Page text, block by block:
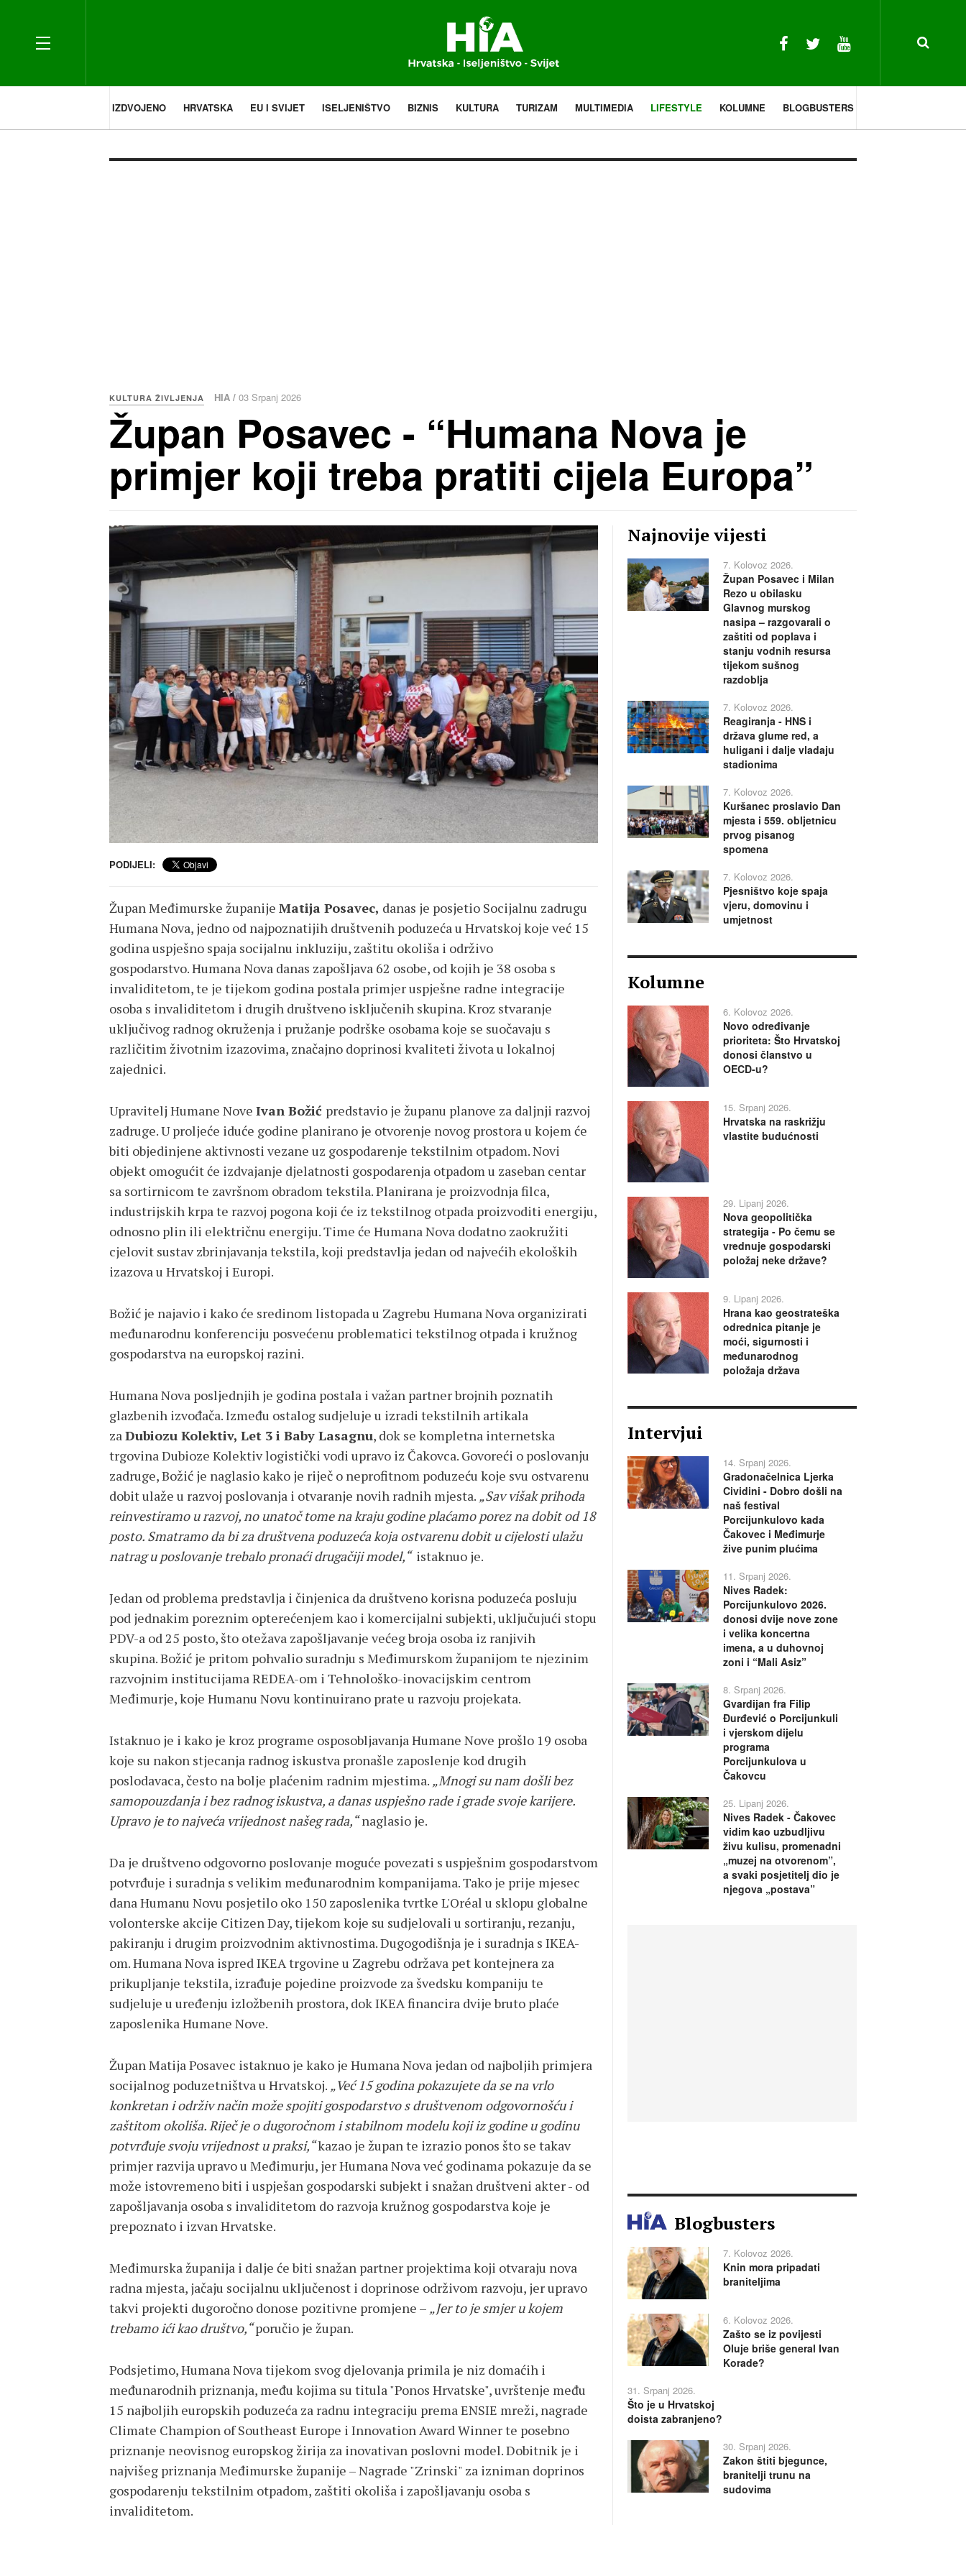
IZDVOJENO HRVATSKA EU I SVIJET ISELJENIŠTVO BIZNIS KULTURA TURIZAM MULTIMEDIA LIFESTYLE KOLUMNE BLOGBUSTERS
KULTURA ŽIVLJENJA HIA / 03 Srpanj 2026
Župan Posavec - “Humana Nova je
primjer koji treba pratiti cijela Europa”
PODIJELI:
Župan Međimurske županije Matija Posavec, danas je posjetio Socijalnu zadrugu
Humana Nova, jedno od najpoznatijih društvenih poduzeća u Hrvatskoj koje već 15
godina uspješno spaja socijalnu inkluziju, zaštitu okoliša i održivo
gospodarstvo. Humana Nova danas zapošljava 62 osobe, od kojih je 38 osoba s
invaliditetom, te je tijekom godina postala primjer uspješne radne integracije
osoba s invaliditetom i drugih društveno isključenih skupina. Kroz stvaranje
uključivog radnog okruženja i pružanje podrške osobama koje se suočavaju s
različitim životnim izazovima, značajno doprinosi kvaliteti života u lokalnoj
zajednici.
Upravitelj Humane Nove Ivan Božić predstavio je županu planove za daljnji razvoj
zadruge. U proljeće iduće godine planirano je otvorenje novog prostora u kojem će
biti objedinjene aktivnosti vezane uz gospodarenje tekstilnim otpadom. Novi
objekt omogućit će izdvajanje djelatnosti gospodarenja otpadom u zaseban centar
sa sortirnicom te završnom obradom tekstila. Planirana je proizvodnja filca,
industrijskih krpa te razvoj pogona koji će iz tekstilnog otpada proizvoditi energiju,
odnosno plin ili električnu energiju. Time će Humana Nova dodatno zaokružiti
cjelovit sustav zbrinjavanja tekstila, koji predstavlja jedan od najvećih ekoloških
izazova u Hrvatskoj i Europi.
Božić je najavio i kako će sredinom listopada u Zagrebu Humana Nova organizirati
međunarodnu konferenciju posvećenu problematici tekstilnog otpada i kružnog
gospodarstva na europskoj razini.
Humana Nova posljednjih je godina postala i važan partner brojnih poznatih
glazbenih izvođača. Između ostalog sudjeluje u izradi tekstilnih artikala
zaDubiozu Kolektiv, Let 3 i Baby Lasagnu, dok se kompletna internetska
trgovina Dubioze Kolektiv logistički vodi upravo iz Čakovca. Govoreći o poslovanju
zadruge, Božić je naglasio kako je riječ o neprofitnom poduzeću koje svu ostvarenu
dobit ulaže u razvoj poslovanja i otvaranje novih radnih mjesta. „Sav višak prihoda
reinvestiramo u razvoj, no unatoč tome na kraju godine plaćamo porez na dobit od 18
posto. Smatramo da bi za društvena poduzeća koja ostvarenu dobit u cijelosti ulažu
natrag u poslovanje trebalo pronaći drugačiji model,“ istaknuo je.
Jedan od problema predstavlja i činjenica da društveno korisna poduzeća posluju
pod jednakim poreznim opterećenjem kao i komercijalni subjekti, uključujući stopu
PDV-a od 25 posto, što otežava zapošljavanje većeg broja osoba iz ranjivih
skupina. Božić je pritom pohvalio suradnju s Međimurskom županijom te njezinim
razvojnim institucijama REDEA-om i Tehnološko-inovacijskim centrom
Međimurje, koje Humanu Novu kontinuirano prate u razvoju projekata.
Istaknuo je i kako je kroz programe osposobljavanja Humane Nove prošlo 19 osoba
koje su nakon stjecanja radnog iskustva pronašle zaposlenje kod drugih
poslodavaca, često na bolje plaćenim radnim mjestima. „Mnogi su nam došli bez
samopouzdanja i bez radnog iskustva, a danas uspješno rade i grade svoje karijere.
Upravo je to najveća vrijednost našeg rada,“naglasio je.
Da je društveno odgovorno poslovanje moguće povezati s uspješnim gospodarstvom
potvrđuje i suradnja s velikim međunarodnim kompanijama. Tako je prije mjesec
dana Humanu Novu posjetilo oko 150 zaposlenika tvrtke L'Oréal u sklopu globalne
volonterske akcije Citizen Day, tijekom koje su sudjelovali u sortiranju, rezanju,
pakiranju i drugim proizvodnim aktivnostima. Dugogodišnja je i suradnja s IKEA-
om. Humana Nova ispred IKEA trgovine u Zagrebu održava pet kontejnera za
prikupljanje tekstila, izrađuje pojedine proizvode za švedsku kompaniju te
sudjeluje u uređenju izložbenih prostora, dok IKEA financira dvije bruto plaće
zaposlenika Humane Nove.
Župan Matija Posavec istaknuo je kako je Humana Nova jedan od najboljih primjera
socijalnog poduzetništva u Hrvatskoj. „Već 15 godina pokazujete da se na vrlo
konkretan i održiv način može spojiti gospodarstvo s društvenom odgovornošću i
zaštitom okoliša. Riječ je o dugoročnom i stabilnom modelu koji iz godine u godinu
potvrđuje svoju vrijednost u praksi,“kazao je župan te izrazio ponos što se takav
primjer razvija upravo u Međimurju, jer Humana Nova već godinama pokazuje da se
može istovremeno biti i uspješan gospodarski subjekt i snažan društveni akter - od
zapošljavanja osoba s invaliditetom do razvoja kružnog gospodarstva koje je
prepoznato i izvan Hrvatske.
Međimurska županija i dalje će biti snažan partner projektima koji otvaraju nova
radna mjesta, jačaju socijalnu uključenost i doprinose održivom razvoju, jer upravo
takvi projekti dugoročno donose pozitivne promjene – „Jer to je smjer u kojem
trebamo ići kao društvo,“poručio je župan.
Podsjetimo, Humana Nova tijekom svog djelovanja primila je niz domaćih i
međunarodnih priznanja, među kojima su titula "Ponos Hrvatske", uvrštenje među
15 najboljih europskih poduzeća za radnu integraciju prema ENSIE mreži, nagrade
Climate Champion of Southeast Europe i Innovation Award Winner te posebno
priznanje neovisnog europskog žirija za inovativan poslovni model. Dobitnik je i
najvišeg priznanja Međimurske županije – Nagrade "Zrinski" za izniman doprinos
gospodarenju tekstilnim otpadom, zaštiti okoliša i zapošljavanju osoba s
invaliditetom.
Najnovije vijesti
7. Kolovoz 2026.
Župan Posavec i Milan
Rezo u obilasku
Glavnog murskog
nasipa – razgovarali o
zaštiti od poplava i
stanju vodnih resursa
tijekom sušnog
razdoblja
7. Kolovoz 2026.
Reagiranja - HNS i
država glume red, a
huligani i dalje vladaju
stadionima
7. Kolovoz 2026.
Kuršanec proslavio Dan
mjesta i 559. obljetnicu
prvog pisanog
spomena
7. Kolovoz 2026.
Pjesništvo koje spaja
vjeru, domovinu i
umjetnost
Kolumne
6. Kolovoz 2026.
Novo određivanje
prioriteta: Što Hrvatskoj
donosi članstvo u
OECD-u?
15. Srpanj 2026.
Hrvatska na raskrižju
vlastite budućnosti
29. Lipanj 2026.
Nova geopolitička
strategija - Po čemu se
vrednuje gospodarski
položaj neke države?
9. Lipanj 2026.
Hrana kao geostrateška
odrednica pitanje je
moći, sigurnosti i
međunarodnog
položaja država
Intervjui
14. Srpanj 2026.
Gradonačelnica Ljerka
Cividini - Dobro došli na
naš festival
Porcijunkulovo kada
Čakovec i Međimurje
žive punim plućima
11. Srpanj 2026.
Nives Radek:
Porcijunkulovo 2026.
donosi dvije nove zone
i velika koncertna
imena, a u duhovnoj
zoni i “Mali Asiz”
8. Srpanj 2026.
Gvardijan fra Filip
Đurđević o Porcijunkuli
i vjerskom dijelu
programa
Porcijunkulova u
Čakovcu
25. Lipanj 2026.
Nives Radek - Čakovec
vidim kao uzbudljivu
živu kulisu, promenadni
„muzej na otvorenom”,
a svaki posjetitelj dio je
njegova „postava”
Blogbusters
7. Kolovoz 2026.
Knin mora pripadati
braniteljima
6. Kolovoz 2026.
Zašto se iz povijesti
Oluje briše general Ivan
Korade?
31. Srpanj 2026.
Što je u Hrvatskoj
doista zabranjeno?
30. Srpanj 2026.
Zakon štiti bjegunce,
branitelji trunu na
sudovima